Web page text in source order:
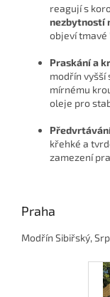
reagují s
nezbytností
objeví tmavé
Praskání a
modřín vyšší
mírnému
oleje pro
křehké a
zamezení
Praha
Modřín Sibiřský,